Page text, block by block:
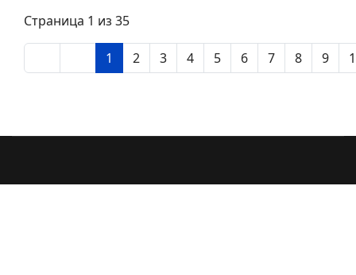
Страница 1 из 35
1 2 3 4 5 6 7 8 9